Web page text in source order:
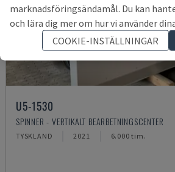
U5-1530
SPINNER - VERTIKALT BEARBETNINGSCENTER
TYSKLAND 2021 6.000 tim.
marknadsföringsändamål. Du kan
och lära dig mer om hur vi använder
COOKIE-INSTÄLLNINGAR